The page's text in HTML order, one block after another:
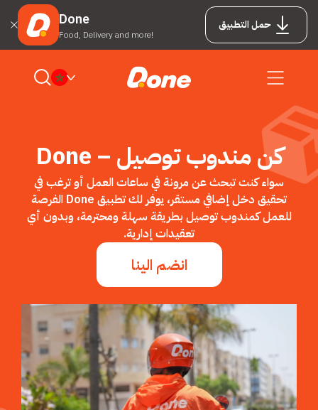
حمل التطبيق Done
Food, Delivery and more!
كن مندوب توصيل – Done
سواء كنت تبحث عن مرونة في ساعات العمل أو ترغب في
تحقيق دخل إضافي مستقر، يوفر لك تطبيق Done الفرصة
للعمل كمندوب توصيل بطريقة سهلة ومحترمة، وبدون أي
تعقيدات إدارية.
انضم الينا